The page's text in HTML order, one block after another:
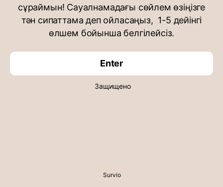
сұраймын! Сауалнамадағы сөйлем өзіңізге
тән сипаттама деп ойласаңыз, 1-5 дейінгі
өлшем бойынша белгілейсіз.
Enter
Защищено
Survio